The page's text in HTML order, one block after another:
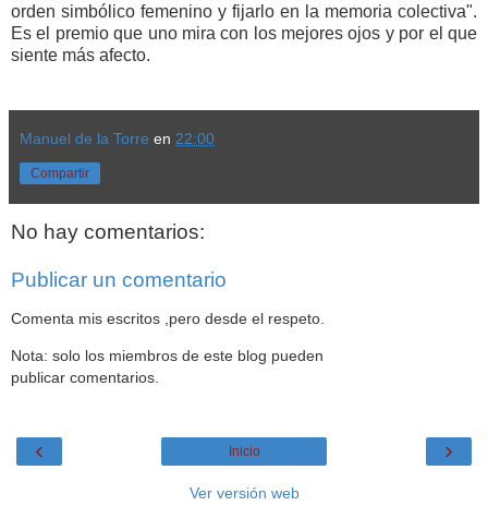
orden simbólico femenino y fijarlo en la memoria colectiva".
Es el premio que uno mira con los mejores ojos y por el que
siente más afecto.
Manuel de la Torre en 22:00
Compartir
No hay comentarios:
Publicar un comentario
Comenta mis escritos ,pero desde el respeto.
Nota: solo los miembros de este blog pueden
publicar comentarios.
‹ ›
Inicio
Ver versión web